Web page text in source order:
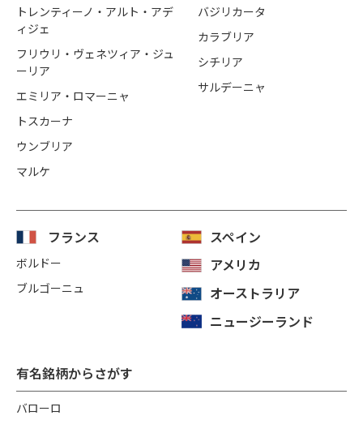
トレンティーノ・アルト・アデ
ィジェ
フリウリ・ヴェネツィア・ジュ
ーリア
エミリア・ロマーニャ
トスカーナ
ウンブリア
マルケ
バジリカータ
カラブリア
シチリア
サルデーニャ
フランス
ボルドー
ブルゴーニュ
スペイン
アメリカ
オーストラリア
ニュージーランド
有名銘柄からさがす
バローロ